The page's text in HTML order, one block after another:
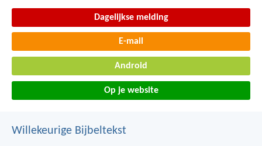
Dagelijkse melding
E-mail
Android
Op je website
Willekeurige Bijbeltekst